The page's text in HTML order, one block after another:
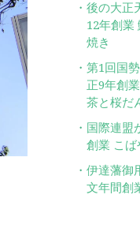
後の大正
12年創業
焼き
第1回国
正9年創
茶と桜だ
国際連盟
創業 こば
伊達藩御
文年間創